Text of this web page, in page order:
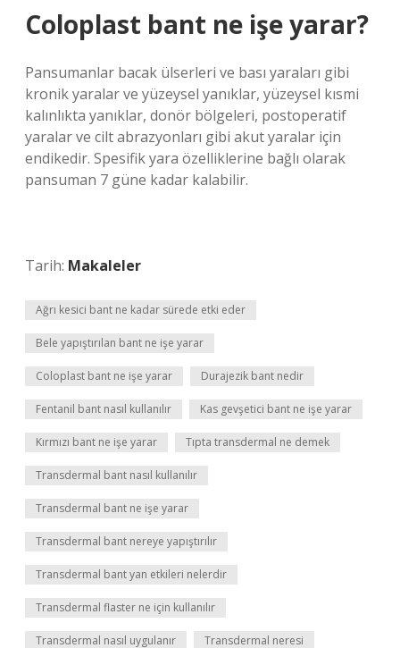
Coloplast bant ne işe yarar?
Pansumanlar bacak ülserleri ve bası yaraları gibi
kronik yaralar ve yüzeysel yanıklar, yüzeysel kısmi
kalınlıkta yanıklar, donör bölgeleri, postoperatif
yaralar ve cilt abrazyonları gibi akut yaralar için
endikedir. Spesifik yara özelliklerine bağlı olarak
pansuman 7 güne kadar kalabilir.
Tarih: Makaleler
Ağrı kesici bant ne kadar sürede etki eder
Bele yapıştırılan bant ne işe yarar
Coloplast bant ne işe yarar Durajezik bant nedir
Fentanil bant nasıl kullanılır Kas gevşetici bant ne işe yarar
Kırmızı bant ne işe yarar Tıpta transdermal ne demek
Transdermal bant nasıl kullanılır
Transdermal bant ne işe yarar
Transdermal bant nereye yapıştırılır
Transdermal bant yan etkileri nelerdir
Transdermal flaster ne için kullanılır
Transdermal nasıl uygulanır Transdermal neresi